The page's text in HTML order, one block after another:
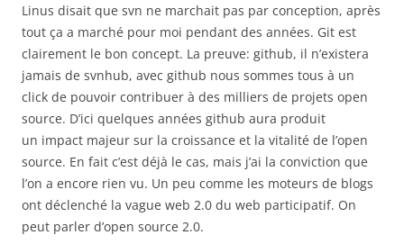
Linus disait que svn ne marchait pas par conception, après
tout ça a marché pour moi pendant des années. Git est
clairement le bon concept. La preuve: github, il n’existera
jamais de svnhub, avec github nous sommes tous à un
click de pouvoir contribuer à des milliers de projets open
source. D’ici quelques années github aura produit
un impact majeur sur la croissance et la vitalité de l’open
source. En fait c’est déjà le cas, mais j’ai la conviction que
l’on a encore rien vu. Un peu comme les moteurs de blogs
ont déclenché la vague web 2.0 du web participatif. On
peut parler d’open source 2.0.